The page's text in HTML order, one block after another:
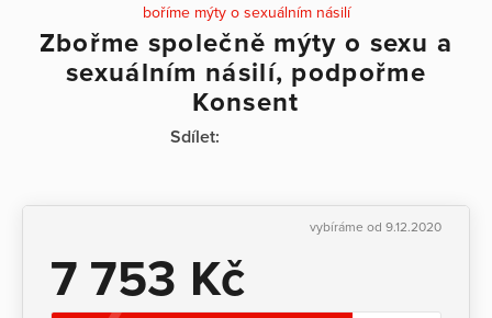
boříme mýty o sexuálním násilí
Zbořme společně mýty o sexu a
sexuálním násilí, podpořme
Konsent
Sdílet:
vybíráme od 9.12.2020
7 753 Kč